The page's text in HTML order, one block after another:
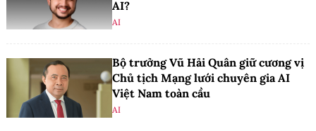
AI?
AI
Bộ trưởng Vũ Hải Quân giữ cương vị
Chủ tịch Mạng lưới chuyên gia AI
Việt Nam toàn cầu
AI